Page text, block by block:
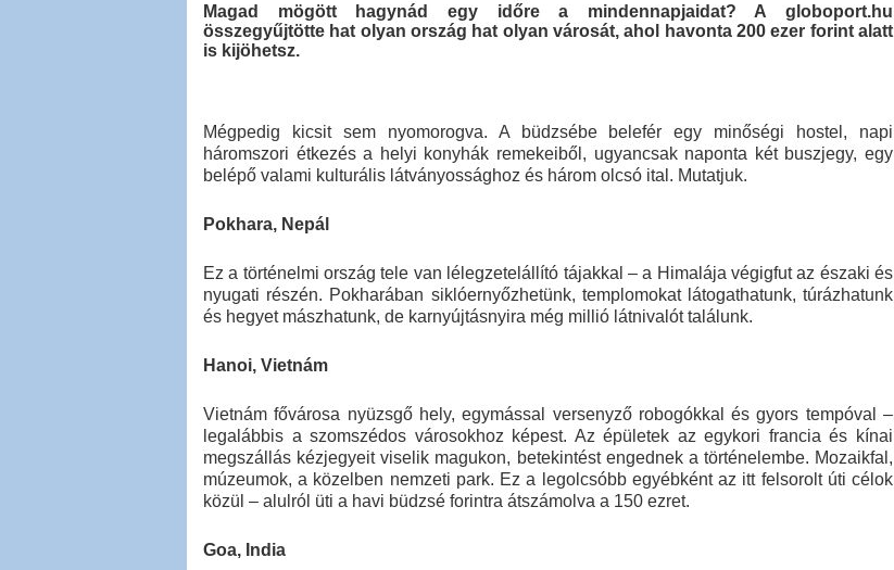
Magad mögött hagynád egy időre a mindennapjaidat? A globoport.hu
összegyűjtötte hat olyan ország hat olyan városát, ahol havonta 200 ezer forint alatt
is kijöhetsz.
Mégpedig kicsit sem nyomorogva. A büdzsébe belefér egy minőségi hostel, napi
háromszori étkezés a helyi konyhák remekeiből, ugyancsak naponta két buszjegy, egy
belépő valami kulturális látványossághoz és három olcsó ital. Mutatjuk.
Pokhara, Nepál
Ez a történelmi ország tele van lélegzetelállító tájakkal – a Himalája végigfut az északi és
nyugati részén. Pokharában siklóernyőzhetünk, templomokat látogathatunk, túrázhatunk
és hegyet mászhatunk, de karnyújtásnyira még millió látnivalót találunk.
Hanoi, Vietnám
Vietnám fővárosa nyüzsgő hely, egymással versenyző robogókkal és gyors tempóval –
legalábbis a szomszédos városokhoz képest. Az épületek az egykori francia és kínai
megszállás kézjegyeit viselik magukon, betekintést engednek a történelembe. Mozaikfal,
múzeumok, a közelben nemzeti park. Ez a legolcsóbb egyébként az itt felsorolt úti célok
közül – alulról üti a havi büdzsé forintra átszámolva a 150 ezret.
Goa, India